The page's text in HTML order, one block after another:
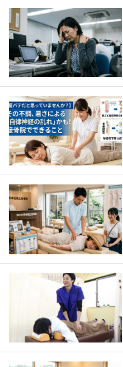
アクセス
スタッフ募集
お問い合わせ